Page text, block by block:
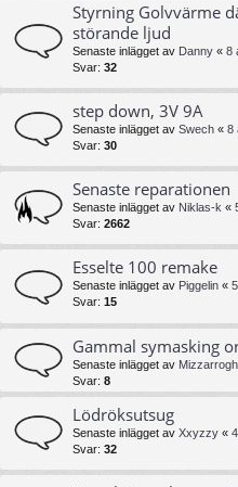
Styrning Golvvärme
störande ljud
Senaste inlägget av Danny « 8
Svar: 32
step down, 3V 9A
Senaste inlägget av Swech « 8
Svar: 30
Senaste reparationen
Senaste inlägget av Niklas-k «
Svar: 2662
Esselte 100 remake
Senaste inlägget av Piggelin «
Svar: 15
Gammal symasking
Senaste inlägget av Mizzarrogh
Svar: 8
Lödröksutsug
Senaste inlägget av Xxyzzy «
Svar: 32